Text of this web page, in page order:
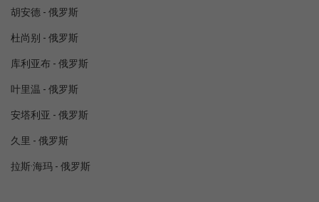
胡安德 - 俄罗斯
杜尚别 - 俄罗斯
库利亚布 - 俄罗斯
叶里温 - 俄罗斯
安塔利亚 - 俄罗斯
久里 - 俄罗斯
拉斯·海玛 - 俄罗斯